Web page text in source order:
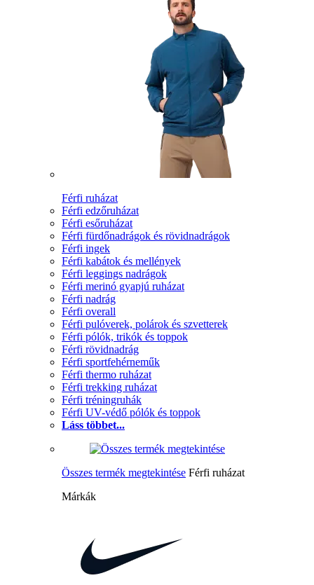
Férfi ruházat
Férfi edzőruházat
Férfi esőruházat
Férfi fürdőnadrágok és rövidnadrágok
Férfi ingek
Férfi kabátok és mellények
Férfi leggings nadrágok
Férfi merinó gyapjú ruházat
Férfi nadrág
Férfi overall
Férfi pulóverek, polárok és szvetterek
Férfi pólók, trikók és toppok
Férfi rövidnadrág
Férfi sportfehérneműk
Férfi thermo ruházat
Férfi trekking ruházat
Férfi tréningruhák
Férfi UV-védő pólók és toppok
Láss többet...
Összes termék megtekintése Férfi ruházat
Márkák